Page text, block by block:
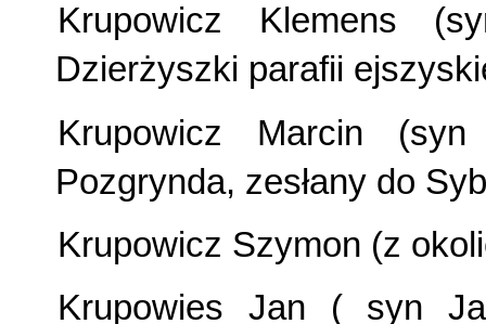
Krupowicz Klemens
Dzierżyszki parafii
Krupowicz Marcin
Pozgrynda, zesłany do
Krupowicz Szymon (z
Krupowies Jan ( syn